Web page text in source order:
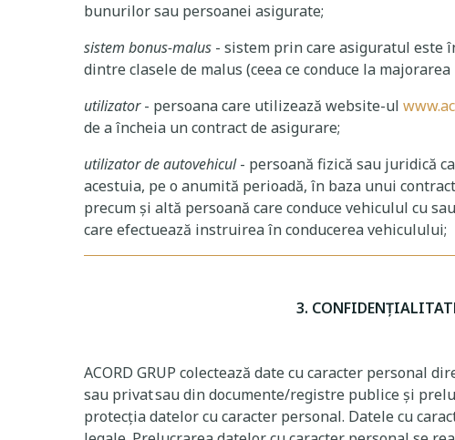
bunurilor sau persoanei asigurate;
sistem bonus-malus - sistem prin care asiguratul este
dintre clasele de malus (ceea ce conduce la
utilizator- persoana care utilizează website-ul
de a încheia un contract de asigurare;
utilizator de autovehicul- persoană fizică sau juridică
acestuia, pe o anumită perioadă, în baza unui
precum și altă persoană care conduce vehiculul cu
care efectuează instruirea în conducerea vehiculului;
3.
ACORD GRUP colectează date cu caracter personal
sau privat sau din documente/registre publice și
protecția datelor cu caracter personal. Datele cu